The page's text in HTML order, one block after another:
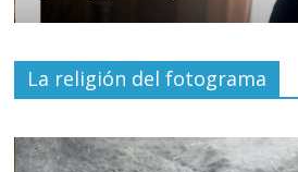
La religión del fotograma